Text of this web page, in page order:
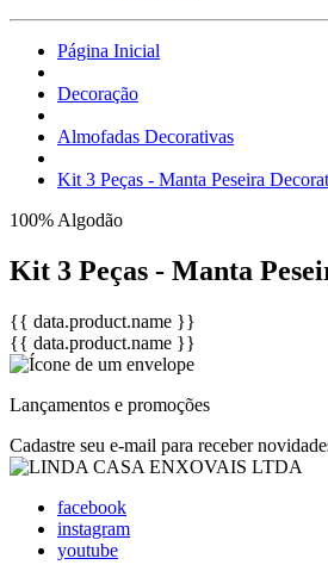
Página Inicial
Decoração
Almofadas Decorativas
Kit 3 Peças - Manta Peseira
100% Algodão
Kit 3 Peças - Manta
{{ data.product.name }}
{{ data.product.name }}
Lançamentos e promoções
Cadastre seu e-mail para receber
facebook
instagram
youtube